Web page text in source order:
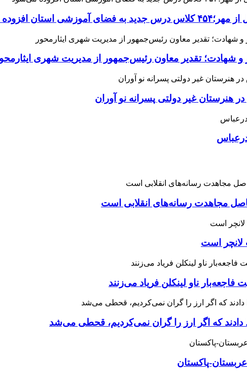
افزوده می‌شود
و شهادت؛ تقدیر معاون رئیس‌جمهور از مدیریت شهری
غیر دولتی پسرانه نو آوران
مجاهدت رسانه‌های انقلابی است
لانچر است
که اگر ارز را گران نمی‌کردیم، قحطی می‌شد
پاکستان